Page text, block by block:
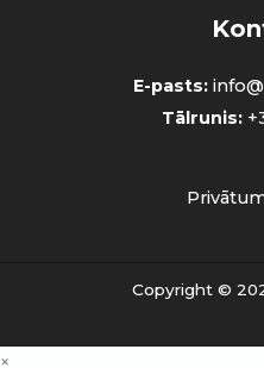
E-pasts:
Tālrunis:
Copyright ©
×